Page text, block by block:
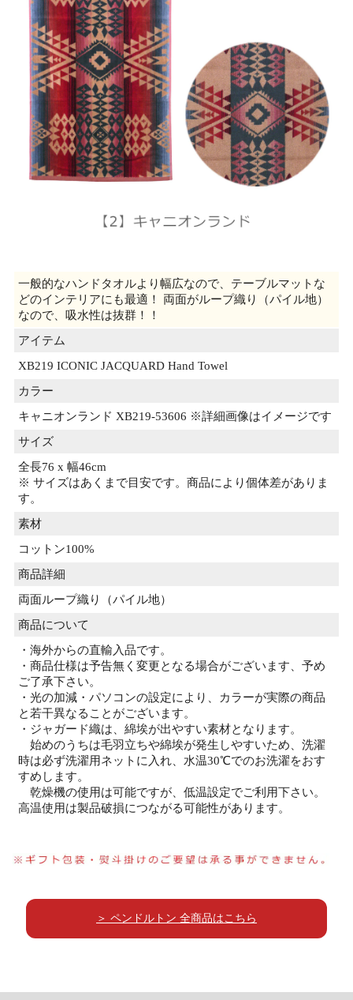
一般的なハンドタオルより幅広なので、テーブルマットな
どのインテリアにも最適！ 両面がループ織り（パイル地）
なので、吸水性は抜群！！
アイテム
XB219 ICONIC JACQUARD Hand Towel
カラー
キャニオンランド XB219-53606 ※詳細画像はイメージです
サイズ
全長76 x 幅46cm
※ サイズはあくまで目安です。商品により個体差がありま
す。
素材
コットン100%
商品詳細
両面ループ織り（パイル地）
商品について
・海外からの直輸入品です。
・商品仕様は予告無く変更となる場合がございます、予め
ご了承下さい。
・光の加減・パソコンの設定により、カラーが実際の商品
と若干異なることがございます。
・ジャガード織は、綿埃が出やすい素材となります。
始めのうちは毛羽立ちや綿埃が発生しやすいため、洗濯
時は必ず洗濯用ネットに入れ、水温30℃でのお洗濯をおす
すめします。
乾燥機の使用は可能ですが、低温設定でご利用下さい。
高温使用は製品破損につながる可能性があります。
＞ ペンドルトン 全商品はこちら